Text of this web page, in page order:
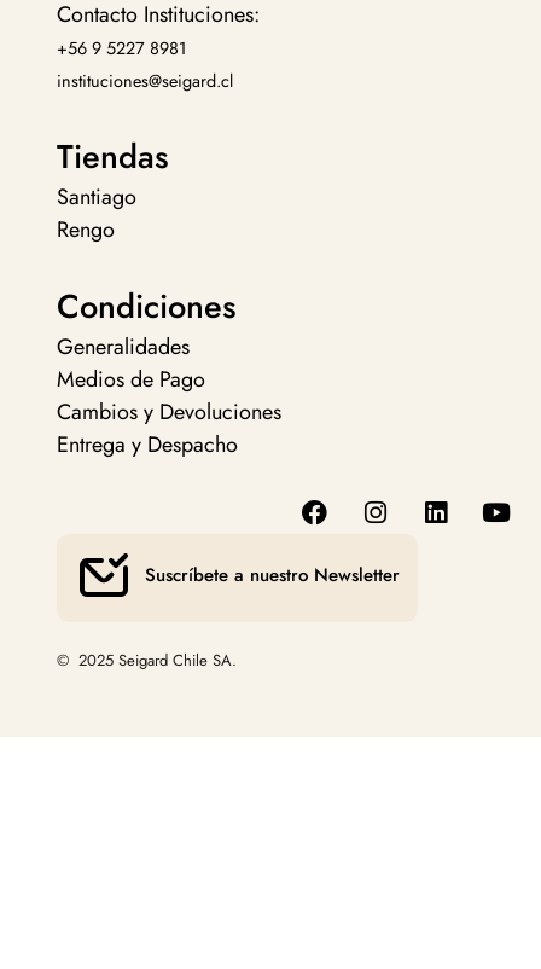
Contacto Instituciones:
+56 9 5227 8981
instituciones@seigard.cl
Tiendas
Santiago
Rengo
Condiciones
Generalidades
Medios de Pago
Cambios y Devoluciones
Entrega y Despacho
Suscríbete a nuestro Newsletter
© 2025 Seigard Chile SA.